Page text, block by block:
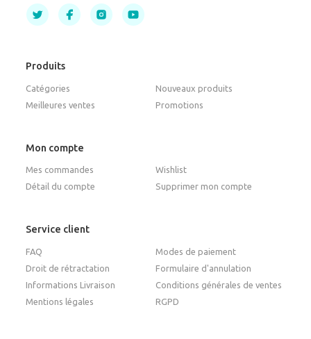
Produits
Catégories
Nouveaux produits
Meilleures ventes
Promotions
Mon compte
Mes commandes
Wishlist
Détail du compte
Supprimer mon compte
Service client
FAQ
Modes de paiement
Droit de rétractation
Formulaire d'annulation
Informations Livraison
Conditions générales de ventes
Mentions légales
RGPD